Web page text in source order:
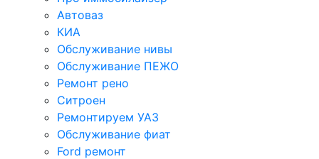
Автоваз
КИА
Обслуживание нивы
Обслуживание ПЕЖО
Ремонт рено
Ситроен
Ремонтируем УАЗ
Обслуживание фиат
Ford ремонт